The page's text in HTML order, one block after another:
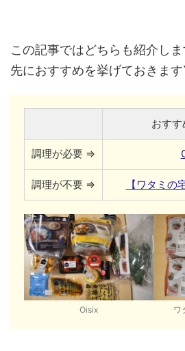
この記事ではどちらも紹介し
先におすすめを挙げておきま
おすす
調理が必要 ⇒
調理が不要 ⇒ 【ワタミの
Oisix ワ